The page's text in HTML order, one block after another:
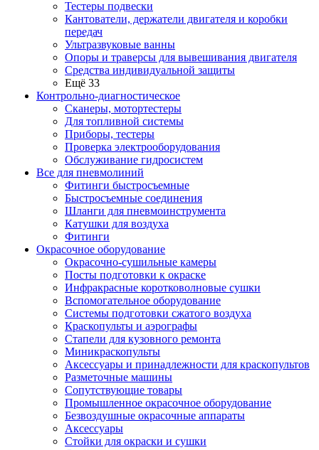
Тестеры подвески
Кантователи, держатели двигателя и коробки
передач
Ультразвуковые ванны
Опоры и траверсы для вывешивания двигателя
Средства индивидуальной защиты
Ещё 33
Контрольно-диагностическое
Сканеры, мотортестеры
Для топливной системы
Приборы, тестеры
Проверка электрооборудования
Обслуживание гидросистем
Все для пневмолиний
Фитинги быстросъемные
Быстросъемные соединения
Шланги для пневмоинструмента
Катушки для воздуха
Фитинги
Окрасочное оборудование
Окрасочно-сушильные камеры
Посты подготовки к окраске
Инфракрасные коротковолновые сушки
Вспомогательное оборудование
Системы подготовки сжатого воздуха
Краскопульты и аэрографы
Стапели для кузовного ремонта
Миникраскопульты
Аксессуары и принадлежности для краскопультов
Разметочные машины
Сопутствующие товары
Промышленное окрасочное оборудование
Безвоздушные окрасочные аппараты
Аксессуары
Стойки для окраски и сушки